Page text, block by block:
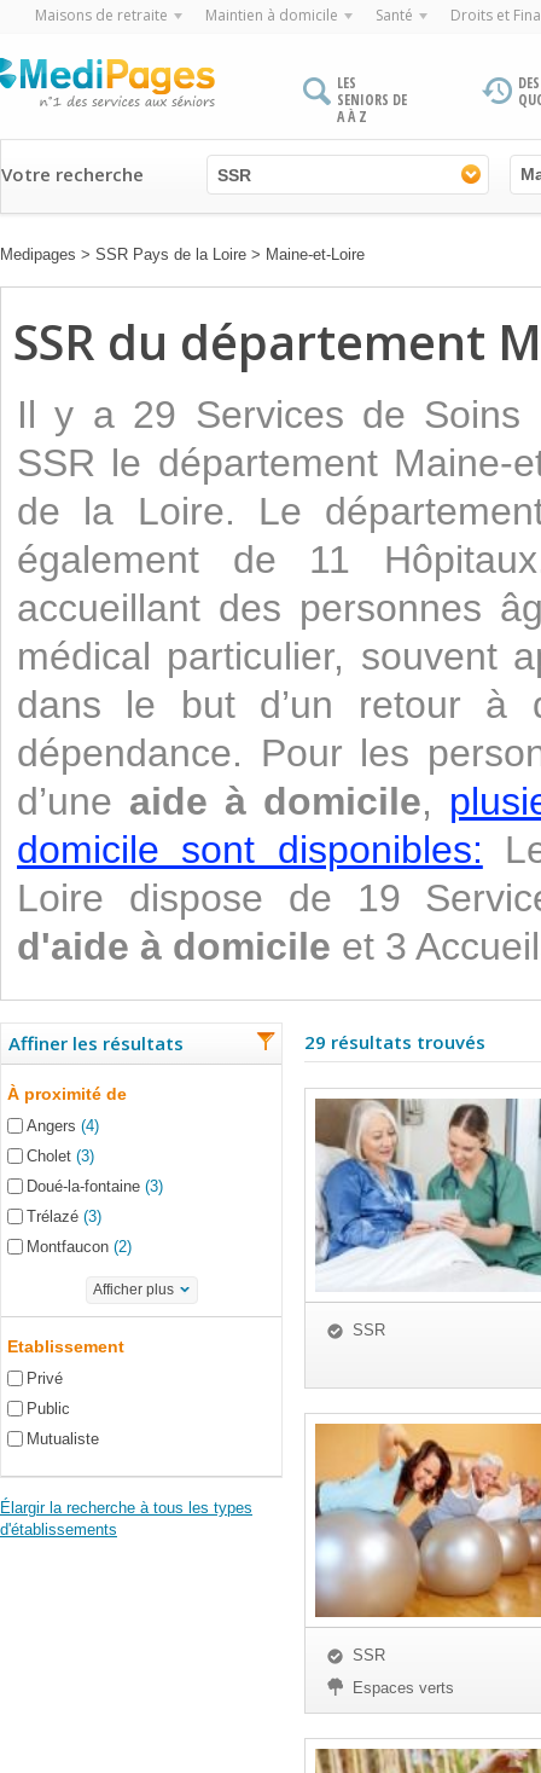
Maisons de retraite Maintien à domicile Santé Droits et
LES
SENIORS DE
A À Z
Votre recherche SSR
Medipages > SSR Pays de la Loire > Maine-et-Loire
SSR du département
Il y a 29 Services de Soins
SSR le département Maine-
de la Loire. Le
également de 11
accueillant des personnes
médical particulier, souvent
dans le but d’un retour à
dépendance. Pour les
d’une aide à domicile,
domicile sont disponibles:
Loire dispose de 19
d'aide à domicile et 3
Affiner les résultats
À proximité de
Angers (4)
Cholet (3)
Doué-la-fontaine (3)
Trélazé (3)
Montfaucon (2)
Afficher plus
Etablissement
Privé
Public
Mutualiste
Élargir la recherche à tous les types
d'établissements
29 résultats trouvés
SSR
SSR
Espaces verts